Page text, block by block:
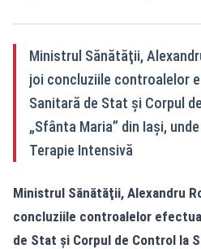
Ministrul Sănătăţii,
joi concluziile controalelor
Sanitară de Stat și Corpul
„Sfânta Maria” din Iași,
Terapie Intensivă
Ministrul Sănătăţii, Alexandru
concluziile controalelor
de Stat și Corpul de Control la